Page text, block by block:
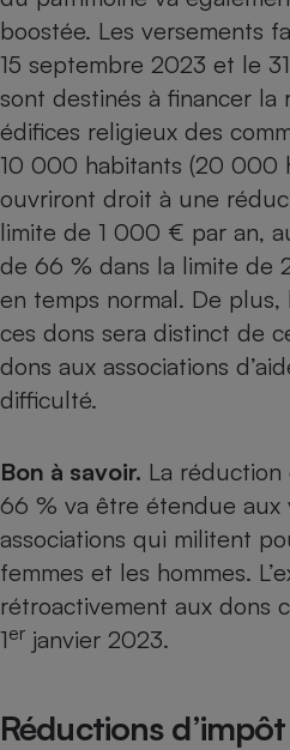
boostée. Les versements
15 septembre 2023 et le
sont destinés à financer la
édifices religieux des
10 000 habitants (20 000
ouvriront droit à une
limite de 1 000 € par an,
de 66 % dans la limite de
en temps normal. De
ces dons sera distinct de
dons aux associations
difficulté.
Bon à savoir. La réduction
66 % va être étendue aux
associations qui militent
femmes et les hommes.
rétroactivement aux dons
1er janvier 2023.
Réductions